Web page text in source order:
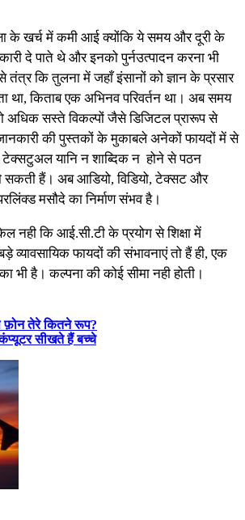
के खर्च में कमी आई क्योंकि ये समय और दूरी के
दे पाते थे और इनको पुर्नउत्पादन करना भी
कि तुलना में जहाँ इंसानों को ज्ञान के प्रसार
था, किताब एक अभिनव परिवर्तन था। अब समय
अधिक सस्ते विकल्पों जैसे डिजिटल प्रारूप से
की पुस्तकों के मुकाबले अनेकों फायदों में से
टेक्सटुअल यानि न शाब्दिक न होने से पठन
सकती हैं। अब आडियो, विडियो, टेक्सट और
मसौदे का निर्माण संभव है।
नही कि आई.सी.टी के प्रयोग से शिक्षा में
व्यावसायिक फायदों की संभावनाएं तो हैं ही, एक
भी है। कल्पना की कोई सीमा नही होती।
फ़ोन तेरे कितने रूप?
सीखते हैं बच्चे